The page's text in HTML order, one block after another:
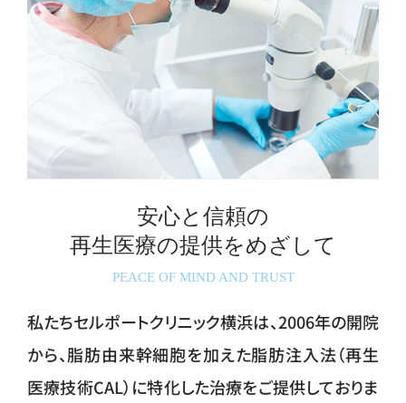
安心と信頼の
再生医療の提供をめざして
PEACE OF MIND AND TRUST
私たちセルポートクリニック横浜は、2006年の開院
から、脂肪由来幹細胞を加えた脂肪注入法（再生
医療技術CAL）に特化した治療をご提供しておりま